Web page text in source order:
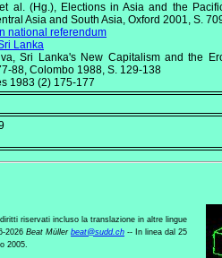
al. (Hg.), Elections in Asia and the
Asia and South Asia, Oxford 2001, S.
national referendum
Lanka
Sri Lanka's New Capitalism and the
88, Colombo 1988, S. 129-138
1983 (2) 175-177
riservati incluso la translazione in altre lingue
2026 Beat Müller beat@sudd.ch -- In linea dal 25
2005.